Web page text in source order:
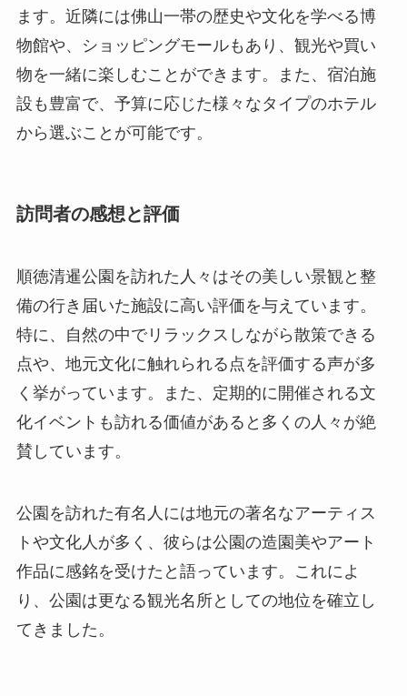
訪問者の感想と評価
順徳清暹公園を訪れた人々はその美しい景観と整
点や、地元文化に触れられる点を評価する声が多
化イベントも訪れる価値があると多くの人々が絶
賛しています。
公園を訪れた有名人には地元の著名なアーティス
トや文化人が多く、彼らは公園の造園美やアート
作品に感銘を受けたと語っています。これによ
り、公園は更なる観光名所としての地位を確立し
終わりに
順徳清暹公園は、訪れる人々に自然と文化の融合
を体験させてくれる魅力的なスポットです。広々